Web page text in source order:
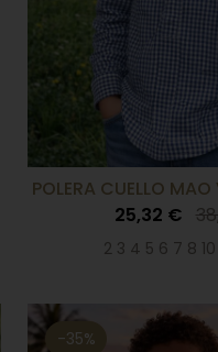
POLERA CUELLO
25,32 €
2 3 4 5 6 7 8 10
-35%